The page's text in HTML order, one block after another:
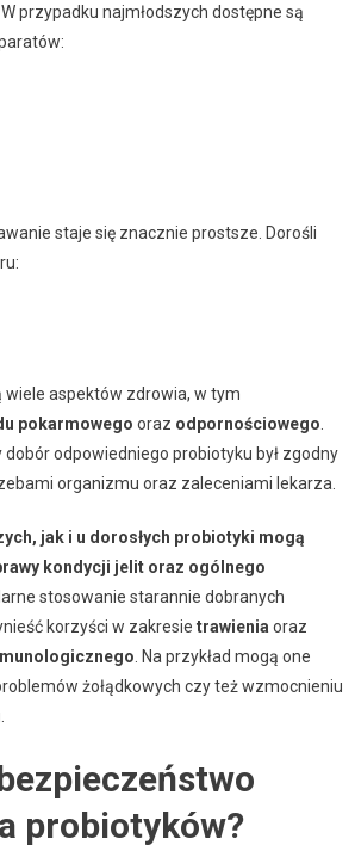
przypadku najmłodszych dostępne są
staje się znacznie prostsze. Dorośli
wiele aspektów zdrowia, w tym
pokarmowego oraz odpornościowego
dobór odpowiedniego probiotyku był zgodny
organizmu oraz zaleceniami lekarza.
jak i u dorosłych probiotyki mogą
kondycji jelit oraz ogólnego
stosowanie starannie dobranych
korzyści w zakresie trawienia oraz
. Na przykład mogą one
żołądkowych czy też wzmocnieniu
probiotyków?